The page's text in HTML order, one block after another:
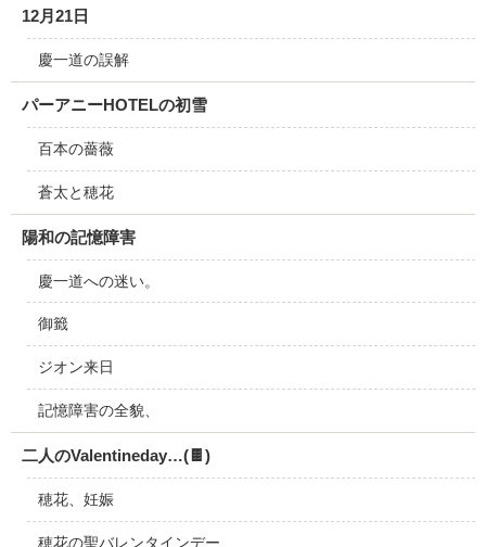
12月21日
慶一道の誤解
パーアニーHOTELの初雪
百本の薔薇
蒼太と穂花
陽和の記憶障害
慶一道への迷い。
御籤
ジオン来日
記憶障害の全貌、
二人のValentineday…(🍫)
穂花、妊娠
穂花の聖バレンタインデー